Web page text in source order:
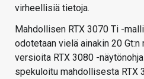
virheellisiä tietoja.
Mahdollisen RTX 3070 Ti -
odotetaan vielä ainakin 20
versioita RTX 3080 -
spekuloitu mahdollisesta RTX